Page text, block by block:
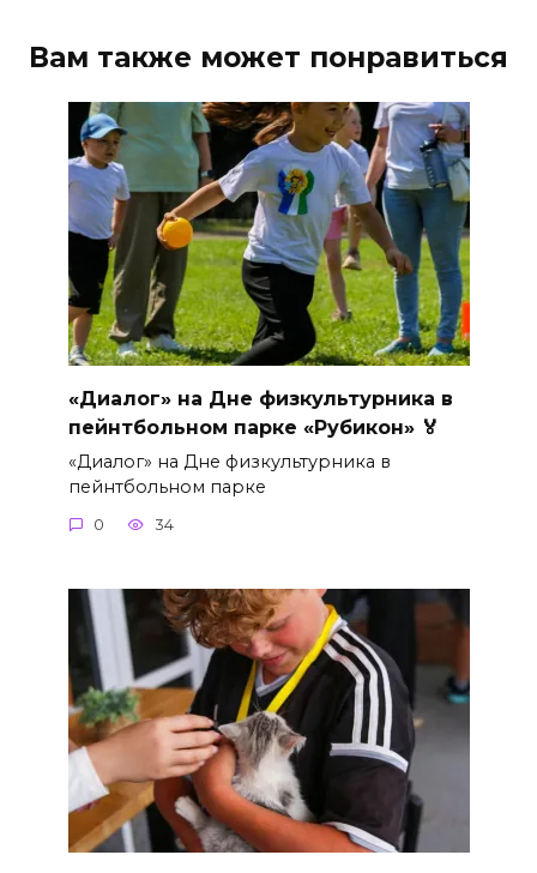
Вам также может понравиться
«Диалог» на Дне физкультурника в
пейнтбольном парке «Рубикон» 🏅
«Диалог» на Дне физкультурника в
пейнтбольном парке
0 34